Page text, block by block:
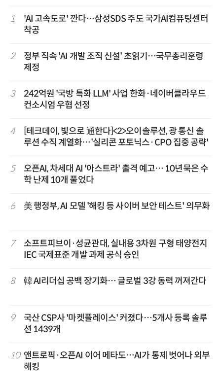
1
'AI 고속도로' 깐다…삼성SDS 주도 국가AI컴퓨팅센터
착공
2
정부 직속 'AI 개발 조직 신설' 초읽기…국무총리훈령
제정
3
242억원 '국방 특화 LLM' 사업 한화·네이버클라우드
컨소시엄 우협 선정
4
[테크데이, 빛으로 通한다]<2>오이솔루션, 광 통신 솔
루션 수직 계열화…'실리콘 포토닉스·CPO 집중 공략'
5
오픈AI, 차세대 AI '아스트라' 출격 예고… 10년묵은 수
학 난제 10개 풀었다
6 美 행정부, AI 모델 '해킹 등 사이버 보안 테스트' 의무화
7
소프트피브이·성균관대, 실내용 3차원 구형 태양전지
IEC 국제표준 개발 과제 공식 승인
8 韓 AI리더십 공백 장기화… 글로벌 3강 동력 꺼져간다
9
국산 CSP사 '마켓플레이스' 커졌다…5개사 등록 솔루
션 1439개
10 앤트로픽·오픈AI 이어 메타도…AI가 통제 벗어나 외부
해킹